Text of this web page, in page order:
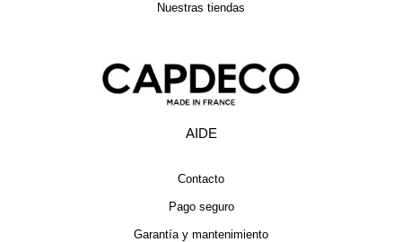
Nuestras tiendas
AIDE
Contacto
Pago seguro
Garantía y mantenimiento